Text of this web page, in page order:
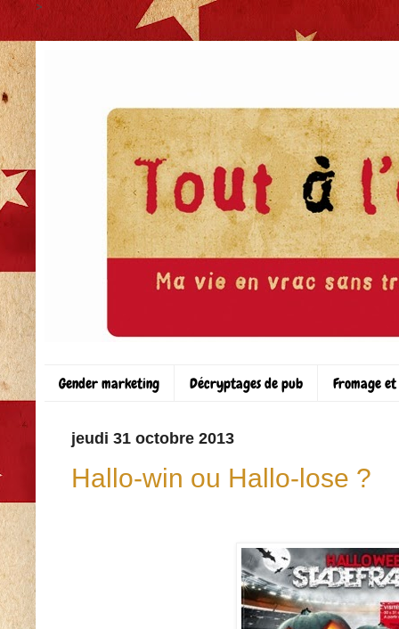
>
Gender marketing Décryptages de pub Fromage
jeudi 31 octobre 2013
Hallo-win ou Hallo-lose ?